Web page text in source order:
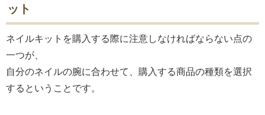
ット
ネイルキットを購入する際に注意しなければならない点の
一つが、
自分のネイルの腕に合わせて、購入する商品の種類を選択
するということです。